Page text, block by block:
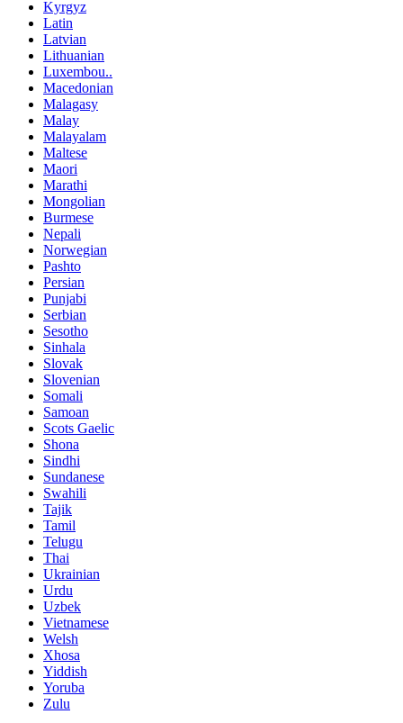
Kyrgyz
Latin
Latvian
Lithuanian
Luxembou..
Macedonian
Malagasy
Malay
Malayalam
Maltese
Maori
Marathi
Mongolian
Burmese
Nepali
Norwegian
Pashto
Persian
Punjabi
Serbian
Sesotho
Sinhala
Slovak
Slovenian
Somali
Samoan
Scots Gaelic
Shona
Sindhi
Sundanese
Swahili
Tajik
Tamil
Telugu
Thai
Ukrainian
Urdu
Uzbek
Vietnamese
Welsh
Xhosa
Yiddish
Yoruba
Zulu